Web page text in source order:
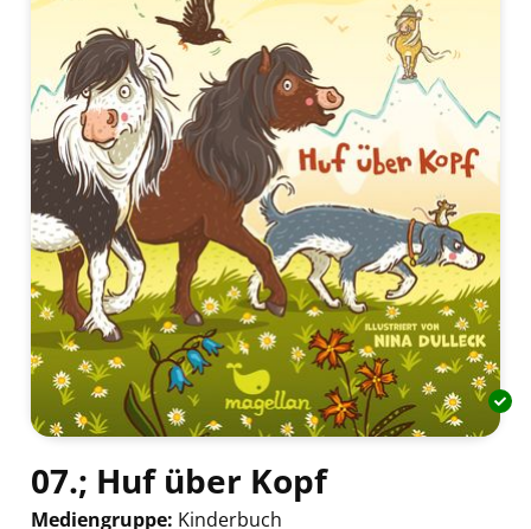
07.; Huf über Kopf
Mediengruppe: Kinderbuch